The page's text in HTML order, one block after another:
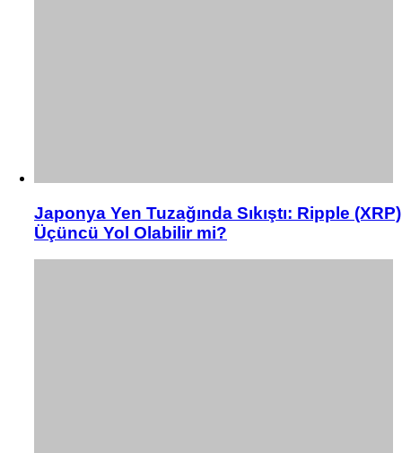
Japonya Yen Tuzağında Sıkıştı: Ripple (XRP)
Üçüncü Yol Olabilir mi?